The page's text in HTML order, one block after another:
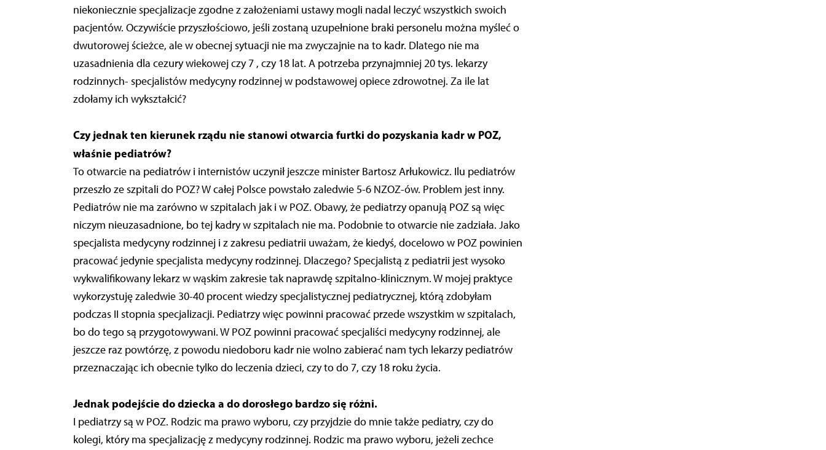
niekoniecznie specjalizacje zgodne z założeniami ustawy mogli nadal leczyć wszystkich swoich
pacjentów. Oczywiście przyszłościowo, jeśli zostaną uzupełnione braki personelu można myśleć o
dwutorowej ścieżce, ale w obecnej sytuacji nie ma zwyczajnie na to kadr. Dlatego nie ma
uzasadnienia dla cezury wiekowej czy 7 , czy 18 lat. A potrzeba przynajmniej 20 tys. lekarzy
rodzinnych- specjalistów medycyny rodzinnej w podstawowej opiece zdrowotnej. Za ile lat
zdołamy ich wykształcić?
Czy jednak ten kierunek rządu nie stanowi otwarcia furtki do pozyskania kadr w POZ,
właśnie pediatrów?
To otwarcie na pediatrów i internistów uczynił jeszcze minister Bartosz Arłukowicz. Ilu pediatrów
przeszło ze szpitali do POZ? W całej Polsce powstało zaledwie 5-6 NZOZ-ów. Problem jest inny.
Pediatrów nie ma zarówno w szpitalach jak i w POZ. Obawy, że pediatrzy opanują POZ są więc
niczym nieuzasadnione, bo tej kadry w szpitalach nie ma. Podobnie to otwarcie nie zadziała. Jako
specjalista medycyny rodzinnej i z zakresu pediatrii uważam, że kiedyś, docelowo w POZ powinien
pracować jedynie specjalista medycyny rodzinnej. Dlaczego? Specjalistą z pediatrii jest wysoko
wykwalifikowany lekarz w wąskim zakresie tak naprawdę szpitalno-klinicznym. W mojej praktyce
wykorzystuję zaledwie 30-40 procent wiedzy specjalistycznej pediatrycznej, którą zdobyłam
podczas II stopnia specjalizacji. Pediatrzy więc powinni pracować przede wszystkim w szpitalach,
bo do tego są przygotowywani. W POZ powinni pracować specjaliści medycyny rodzinnej, ale
jeszcze raz powtórzę, z powodu niedoboru kadr nie wolno zabierać nam tych lekarzy pediatrów
przeznaczając ich obecnie tylko do leczenia dzieci, czy to do 7, czy 18 roku życia.
Jednak podejście do dziecka a do dorosłego bardzo się różni.
I pediatrzy są w POZ. Rodzic ma prawo wyboru, czy przyjdzie do mnie także pediatry, czy do
kolegi, który ma specjalizację z medycyny rodzinnej. Rodzic ma prawo wyboru, jeżeli zechce